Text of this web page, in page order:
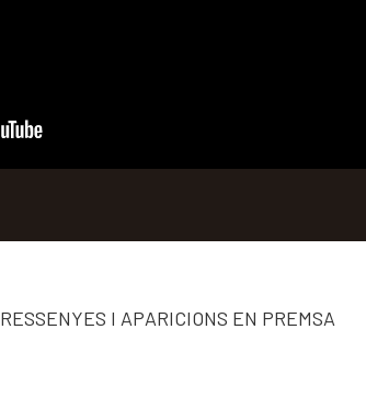
RESSENYES I APARICIONS EN PREMSA